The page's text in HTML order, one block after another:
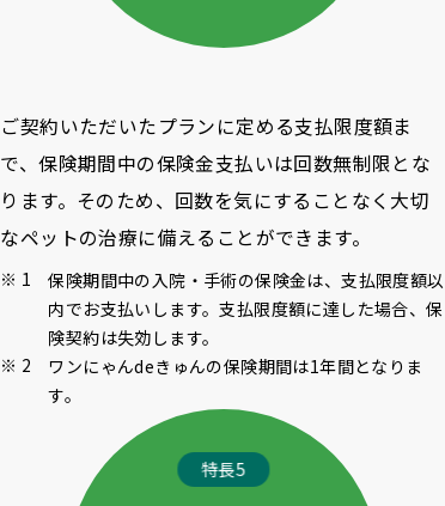
ご契約いただいたプランに定める支払限度額ま
で、保険期間中の保険金支払いは回数無制限とな
ります。そのため、回数を気にすることなく大切
なペットの治療に備えることができます。
保険期間中の入院・手術の保険金は、支払限度額以
内でお支払いします。支払限度額に達した場合、保
険契約は失効します。
ワンにゃんdeきゅんの保険期間は1年間となりま
す。
特長5